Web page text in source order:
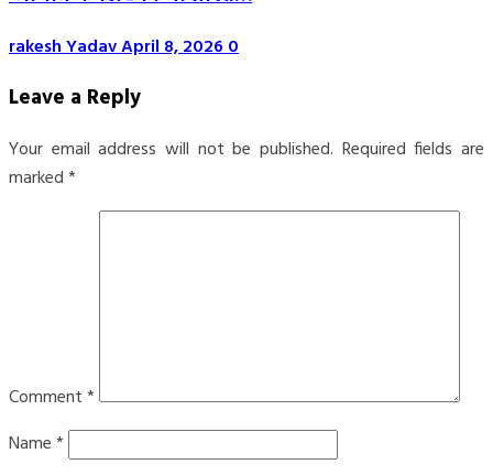
rakesh YadavApril 8, 20260
Leave a Reply
Your email address will not be published. Required fields are
marked*
Comment*
Name*